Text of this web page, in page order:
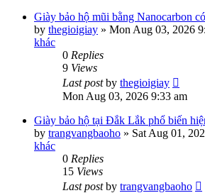
Giày bảo hộ mũi bằng Nanocarbon
by thegioigiay » Mon Aug 03, 2026
khác
0 Replies
9 Views
Last postby thegioigiay
Mon Aug 03, 2026 9:33 am
Giày bảo hộ tại Đắk Lắk phổ biến
by trangvangbaoho » Sat Aug 01,
khác
0 Replies
15 Views
Last postby trangvangbaoho